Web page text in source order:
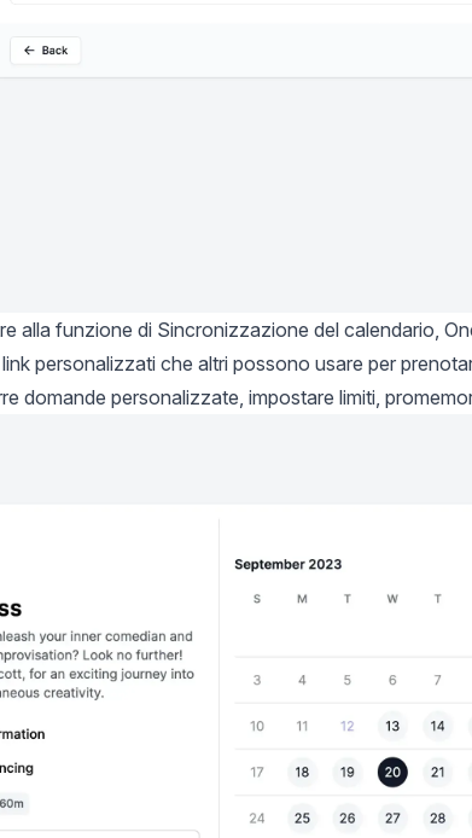
alla funzione di Sincronizzazione del calendario ,
personalizzati che altri possono usare per
domande personalizzate, impostare limiti,